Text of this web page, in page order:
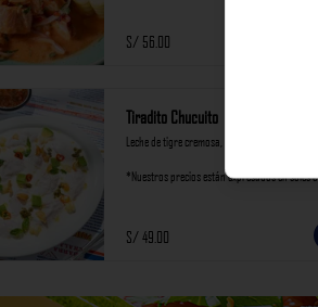
S/ 56.00
Tiradito Chucuito
Leche de tigre cremosa, palta y oliva.
*Nuestros precios están expresados en soles e
S/ 49.00